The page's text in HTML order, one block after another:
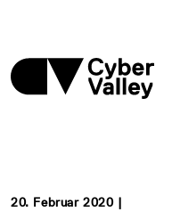
20. Februar 2020 |